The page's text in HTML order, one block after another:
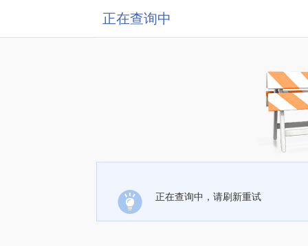
正在查询中
正在查询中，请刷新重试